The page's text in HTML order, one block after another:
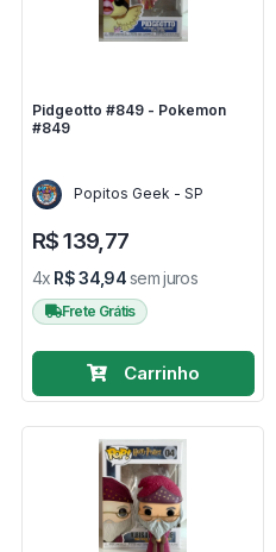
Pidgeotto #849 - Pokemon
#849
Popitos Geek - SP
R$ 139,77
4x R$ 34,94sem juros
Frete Grátis
Carrinho